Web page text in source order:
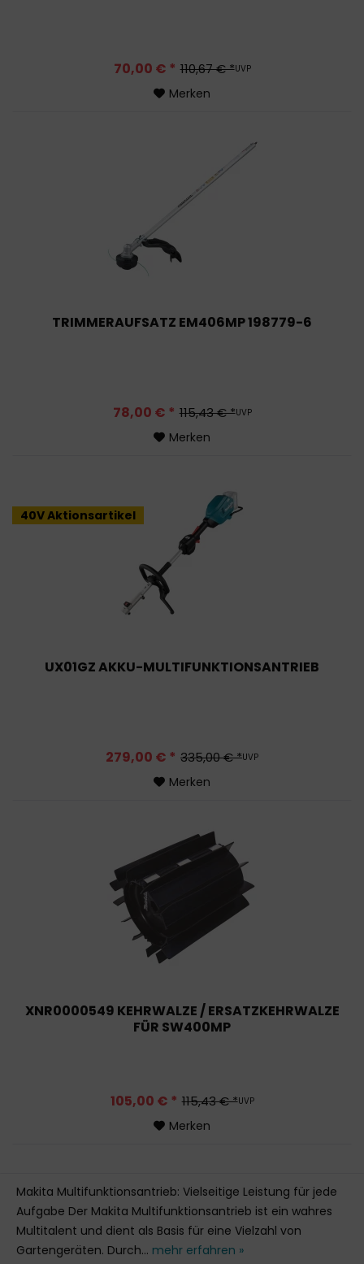
110,67 € *UVP
70,00 € *
Merken
TRIMMERAUFSATZ EM406MP 198779-6
115,43 € *UVP
78,00 € *
Merken
40V Aktionsartikel
UX01GZ AKKU-MULTIFUNKTIONSANTRIEB
335,00 € *UVP
279,00 € *
Merken
XNR0000549 KEHRWALZE / ERSATZKEHRWALZE
FÜR SW400MP
115,43 € *UVP
105,00 € *
Merken
Makita Multifunktionsantrieb: Vielseitige Leistung für jede
Aufgabe Der Makita Multifunktionsantrieb ist ein wahres
Multitalent und dient als Basis für eine Vielzahl von
Gartengeräten. Durch... mehr erfahren »